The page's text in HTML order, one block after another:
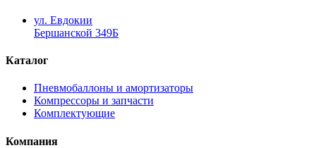
ул. Евдокии
Бершанской 349Б
Каталог
Пневмобаллоны и амортизаторы
Компрессоры и запчасти
Комплектующие
Компания